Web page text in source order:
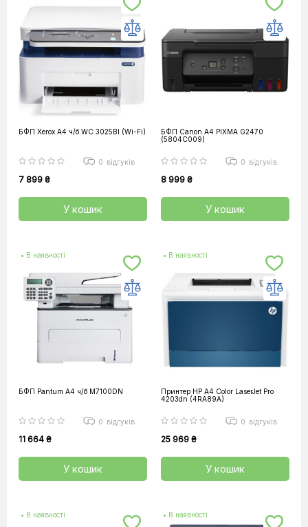
БФП Xerox А4 ч/б WC 3025BI (Wi-Fi)
0 відгуків
7 899 ₴
У кошик
БФП Canon А4 PIXMA G2470
(5804C009)
0 відгуків
8 999 ₴
У кошик
• В наявності
БФП Pantum A4 ч/б M7100DN
0 відгуків
11 664 ₴
У кошик
• В наявності
Принтер HP А4 Color LaserJet Pro
4203dn (4RA89A)
0 відгуків
25 969 ₴
У кошик
• В наявності • В наявності